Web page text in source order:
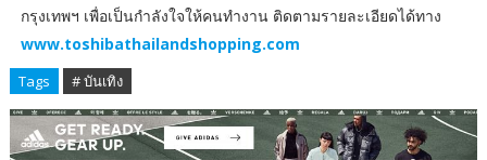
กรุงเทพฯ เพื่อเป็นกำลังใจให้คนทำงาน ติดตามรายละเอียดได้ทาง
www.toshibathailandshopping.com
Tags # บันเทิง